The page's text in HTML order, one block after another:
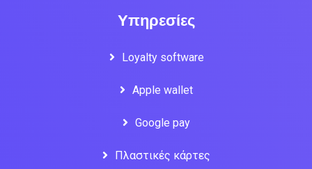
Υπηρεσίες
Loyalty software
Apple wallet
Google pay
Πλαστικές κάρτες